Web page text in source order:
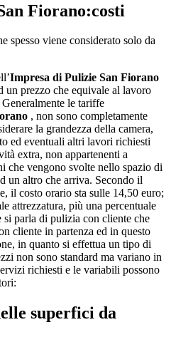
Fiorano:costi
spesso viene considerato solo da
Impresa di Pulizie San Fiorano
un prezzo che equivale al lavoro
le tariffe
, non sono completamente
la grandezza della camera,
ed eventuali altri lavori richiesti
extra, non appartenenti a
che vengono svolte nello spazio di
un altro che arriva. Secondo il
il costo orario sta sulle 14,50 euro;
attrezzatura, più una percentuale
parla di pulizia con cliente che
cliente in partenza ed in questo
in quanto si effettua un tipo di
non sono standard ma variano in
richiesti e le variabili possono
superfici da